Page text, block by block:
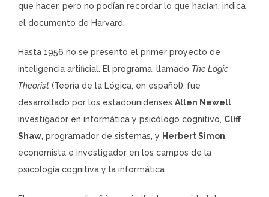
que hacer, pero no podían recordar lo que hacían, indica
el documento de Harvard.
Hasta 1956 no se presentó el primer proyecto de
inteligencia artificial. El programa, llamado The Logic
Theorist (Teoría de la Lógica, en español), fue
desarrollado por los estadounidenses Allen Newell,
investigador en informática y psicólogo cognitivo, Cliff
Shaw, programador de sistemas, y Herbert Simon,
economista e investigador en los campos de la
psicología cognitiva y la informática.